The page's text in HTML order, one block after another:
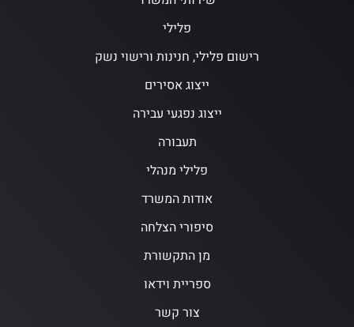
פלילי
רישום פלילי, חנינות ורישוי נשק
ייצוג אסירים
ייצוג נפגעי עבירה
תעבורה
פלילי מנהלי
אודות המשרד
סיפורי הצלחה
מן התקשורת
ספריית וידאו
צור קשר